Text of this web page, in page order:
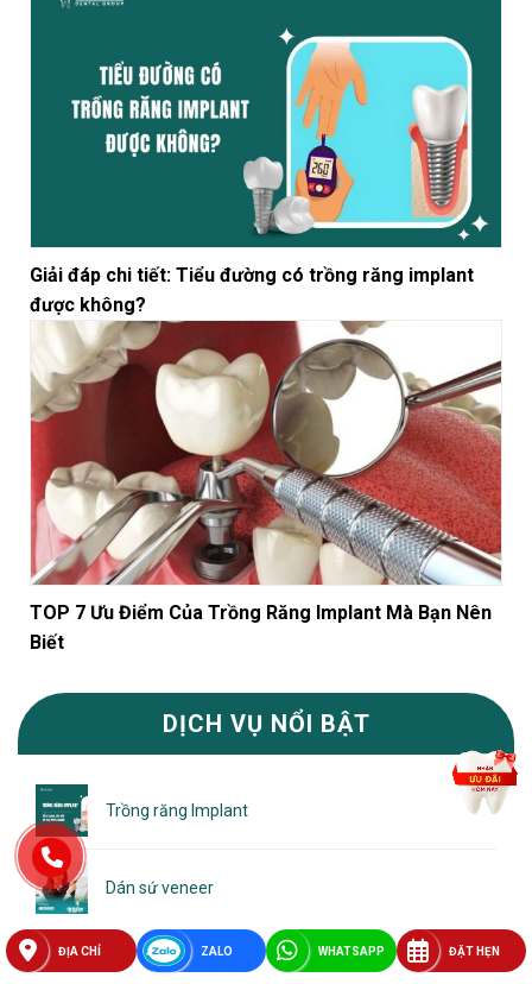
Giải đáp chi tiết: Tiểu đường có trồng răng implant
được không?
TOP 7 Ưu Điểm Của Trồng Răng Implant Mà Bạn Nên
Biết
DỊCH VỤ NỔI BẬT
Trồng răng Implant
Dán sứ veneer
Bọc răng sứ thẩm mỹ
ĐỊA CHỈ ZALO WHATSAPP ĐẶT HẸN